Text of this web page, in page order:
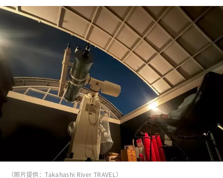
（照片提供：Takahashi River TRAVEL）